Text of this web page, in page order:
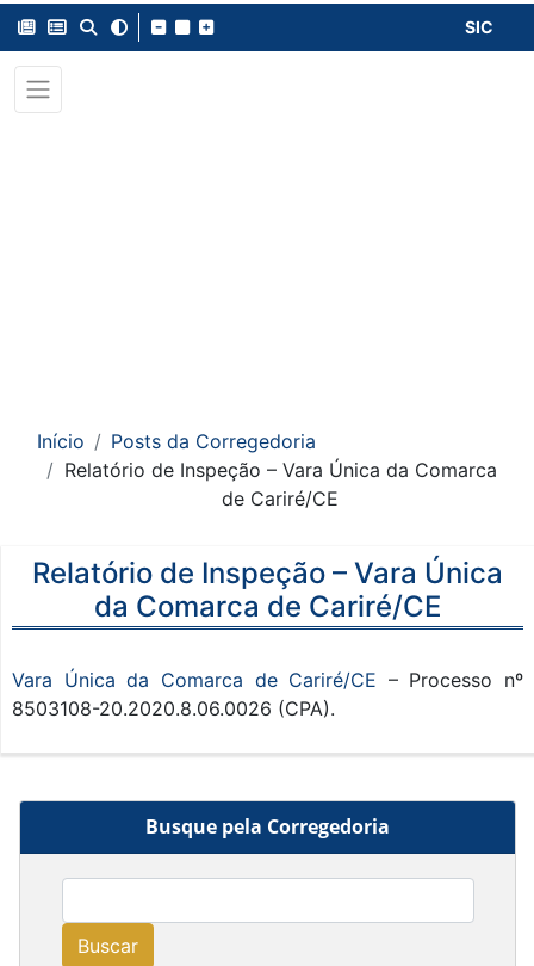
SIC
Início
Posts da Corregedoria
Relatório de Inspeção – Vara Única da Comarca
de Cariré/CE
Busque pela Corregedoria
Buscar
Relatório de Inspeção – Vara Única
da Comarca de Cariré/CE
Vara Única da Comarca de Cariré/CE – Processo nº
8503108-20.2020.8.06.0026 (CPA).